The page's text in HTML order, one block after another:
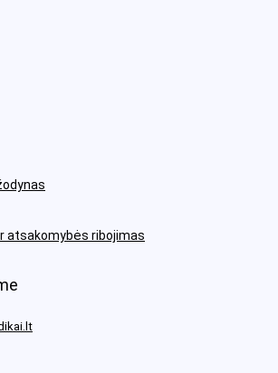
atsakomybės ribojimas